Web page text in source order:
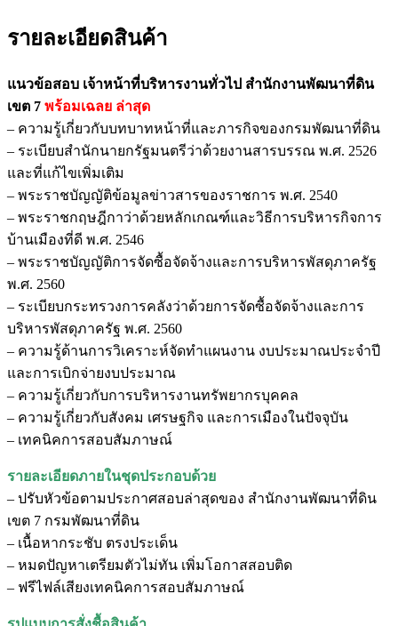
รายละเอียดสินค้า
แนวข้อสอบ เจ้าหน้าที่บริหารงานทั่วไป สำนักงานพัฒนาที่ดิน
เขต 7 พร้อมเฉลย ล่าสุด
– ความรู้เกี่ยวกับบทบาทหน้าที่และภารกิจของกรมพัฒนาที่ดิน
– ระเบียบสำนักนายกรัฐมนตรีว่าด้วยงานสารบรรณ พ.ศ. 2526
และที่แก้ไขเพิ่มเติม
– พระราชบัญญัติข้อมูลข่าวสารของราชการ พ.ศ. 2540
– พระราชกฤษฎีกาว่าด้วยหลักเกณฑ์และวิธีการบริหารกิจการ
บ้านเมืองที่ดี พ.ศ. 2546
– พระราชบัญญัติการจัดซื้อจัดจ้างและการบริหารพัสดุภาครัฐ
พ.ศ. 2560
– ระเบียบกระทรวงการคลังว่าด้วยการจัดซื้อจัดจ้างและการ
บริหารพัสดุภาครัฐ พ.ศ. 2560
– ความรู้ด้านการวิเคราะห์จัดทำแผนงาน งบประมาณประจำปี
และการเบิกจ่ายงบประมาณ
– ความรู้เกี่ยวกับการบริหารงานทรัพยากรบุคคล
– ความรู้เกี่ยวกับสังคม เศรษฐกิจ และการเมืองในปัจจุบัน
– เทคนิคการสอบสัมภาษณ์
รายละเอียดภายในชุดประกอบด้วย
– ปรับหัวข้อตามประกาศสอบล่าสุดของ สำนักงานพัฒนาที่ดิน
เขต 7 กรมพัฒนาที่ดิน
– เนื้อหากระชับ ตรงประเด็น
– หมดปัญหาเตรียมตัวไม่ทัน เพิ่มโอกาสสอบติด
– ฟรีไฟล์เสียงเทคนิคการสอบสัมภาษณ์